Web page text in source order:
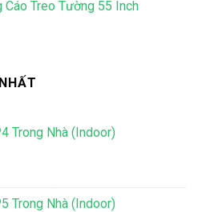
Cáo Treo Tường 55 Inch
Trong Nhà (Indoor)
Trong Nhà (Indoor)